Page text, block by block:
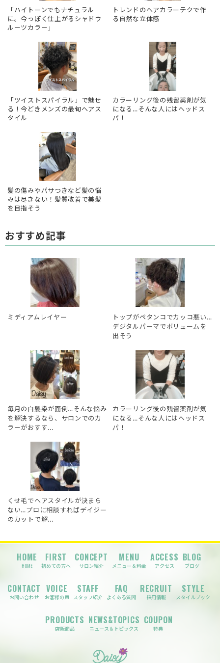
「ハイトーンでもナチュラル
に。今っぽく仕上がるシャドウ
ルーツカラー」
トレンドのヘアカラーテクで作
る自然な立体感
「ツイストスパイラル」で魅せ
る！今どきメンズの最旬ヘアス
タイル
カラーリング後の残留薬剤が気
になる…そんな人にはヘッドス
パ！
髪の傷みやパサつきなど髪の悩
みは尽きない！髪質改善で美髪
を目指そう
おすすめ記事
ミディアムレイヤー
トップがペタンコでカッコ悪い…
デジタルパーマでボリュームを
出そう
毎月の白髪染が面倒…そんな悩み
を解決するなら、サロンでのカ
ラーがおすす...
カラーリング後の残留薬剤が気
になる…そんな人にはヘッドス
パ！
くせ毛でヘアスタイルが決まら
ない…プロに相談すればデイジー
のカットで解...
HOME
HOME
FIRST
初めての方へ
CONCEPT
サロン紹介
MENU
メニュー＆料金
ACCESS
アクセス
BLOG
ブログ
CONTACT
お問い合わせ
VOICE
お客様の声
STAFF
スタッフ紹介
FAQ
よくある質問
RECRUIT
採用情報
STYLE
スタイルブック
PRODUCTS
店販商品
NEWS&TOPICS
ニュース＆トピックス
COUPON
特典